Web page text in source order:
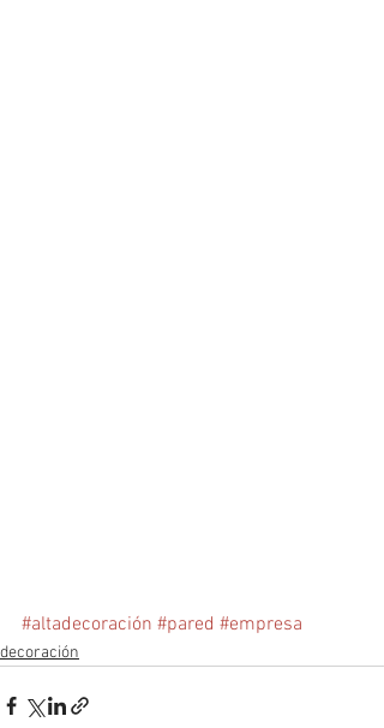
#altadecoración #pared #empresa
decoración